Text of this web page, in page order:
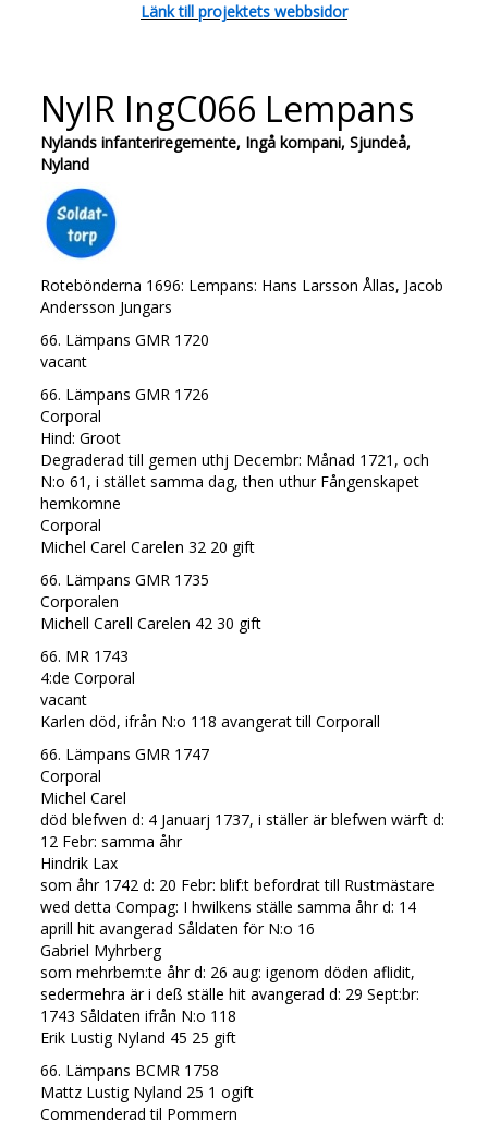
Länk till projektets webbsidor
NyIR IngC066 Lempans
Nylands infanteriregemente, Ingå kompani, Sjundeå,
Nyland
Rotebönderna 1696: Lempans: Hans Larsson Ållas, Jacob
Andersson Jungars
66. Lämpans GMR 1720
vacant
66. Lämpans GMR 1726
Corporal
Hind: Groot
Degraderad till gemen uthj Decembr: Månad 1721, och
N:o 61, i stället samma dag, then uthur Fångenskapet
hemkomne
Corporal
Michel Carel Carelen 32 20 gift
66. Lämpans GMR 1735
Corporalen
Michell Carell Carelen 42 30 gift
66. MR 1743
4:de Corporal
vacant
Karlen död, ifrån N:o 118 avangerat till Corporall
66. Lämpans GMR 1747
Corporal
Michel Carel
död blefwen d: 4 Januarj 1737, i ställer är blefwen wärft d:
12 Febr: samma åhr
Hindrik Lax
som åhr 1742 d: 20 Febr: blif:t befordrat till Rustmästare
wed detta Compag: I hwilkens ställe samma åhr d: 14
aprill hit avangerad Såldaten för N:o 16
Gabriel Myhrberg
som mehrbem:te åhr d: 26 aug: igenom döden aflidit,
sedermehra är i deß ställe hit avangerad d: 29 Sept:br:
1743 Såldaten ifrån N:o 118
Erik Lustig Nyland 45 25 gift
66. Lämpans BCMR 1758
Mattz Lustig Nyland 25 1 ogift
Commenderad til Pommern